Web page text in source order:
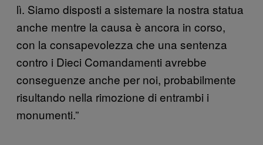
lì. Siamo disposti a sistemare la nostra statua
anche mentre la causa è ancora in corso,
con la consapevolezza che una sentenza
contro i Dieci Comandamenti avrebbe
conseguenze anche per noi, probabilmente
risultando nella rimozione di entrambi i
monumenti.”